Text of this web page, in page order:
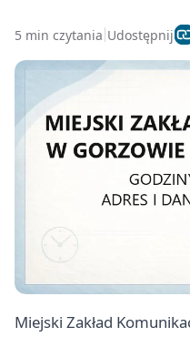
5 min czytania Udostępnij
Miejski Zakład